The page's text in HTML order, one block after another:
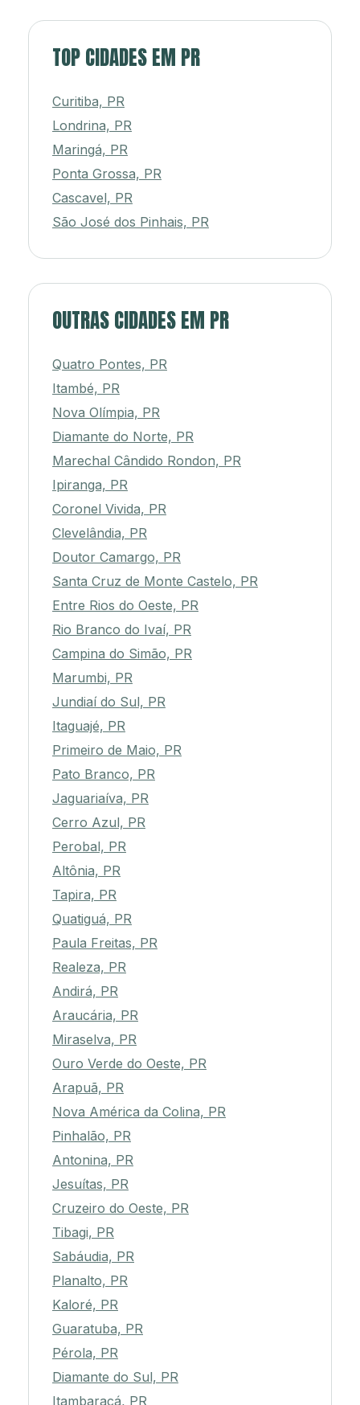
TOP CIDADES EM PR
Curitiba, PR
Londrina, PR
Maringá, PR
Ponta Grossa, PR
Cascavel, PR
São José dos Pinhais, PR
OUTRAS CIDADES EM PR
Quatro Pontes, PR
Itambé, PR
Nova Olímpia, PR
Diamante do Norte, PR
Marechal Cândido Rondon, PR
Ipiranga, PR
Coronel Vivida, PR
Clevelândia, PR
Doutor Camargo, PR
Santa Cruz de Monte Castelo, PR
Entre Rios do Oeste, PR
Rio Branco do Ivaí, PR
Campina do Simão, PR
Marumbi, PR
Jundiaí do Sul, PR
Itaguajé, PR
Primeiro de Maio, PR
Pato Branco, PR
Jaguariaíva, PR
Cerro Azul, PR
Perobal, PR
Altônia, PR
Tapira, PR
Quatiguá, PR
Paula Freitas, PR
Realeza, PR
Andirá, PR
Araucária, PR
Miraselva, PR
Ouro Verde do Oeste, PR
Arapuã, PR
Nova América da Colina, PR
Pinhalão, PR
Antonina, PR
Jesuítas, PR
Cruzeiro do Oeste, PR
Tibagi, PR
Sabáudia, PR
Planalto, PR
Kaloré, PR
Guaratuba, PR
Pérola, PR
Diamante do Sul, PR
Itambaracá, PR